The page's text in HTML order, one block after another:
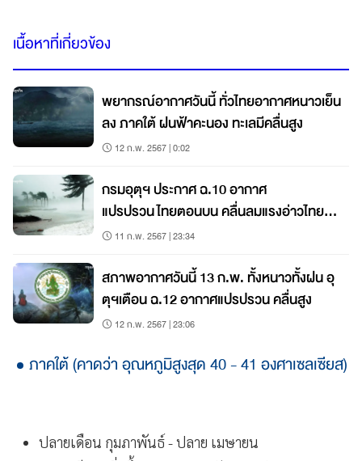
เนื้อหาที่เกี่ยวข้อง
พยากรณ์อากาศวันนี้ ทั่วไทยอากาศหนาวเย็น
ลง ภาคใต้ ฝนฟ้าคะนอง ทะเลมีคลื่นสูง
12 ก.พ. 2567 | 0:02
กรมอุตุฯ ประกาศ ฉ.10 อากาศ
แปรปรวน ไทยตอนบน คลื่นลมแรงอ่าวไทย
ตอนล่าง
11 ก.พ. 2567 | 23:34
สภาพอากาศวันนี้ 13 ก.พ. ทั้งหนาวทั้งฝน อุ
ตุฯเตือน ฉ.12 อากาศแปรปรวน คลื่นสูง
12 ก.พ. 2567 | 23:06
ภาคใต้ (คาดว่า อุณหภูมิสูงสุด 40 - 41 องศาเซลเซียส)
ปลายเดือน กุมภาพันธ์ - ปลาย เมษายน